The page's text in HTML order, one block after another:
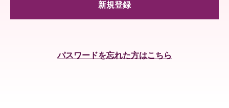
新規登録
パスワードを忘れた方はこちら